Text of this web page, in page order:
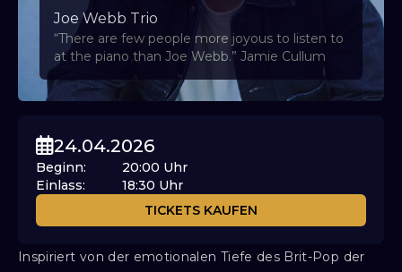
Joe Webb Trio
“There are few people more joyous to listen to
at the piano than Joe Webb.” Jamie Cullum
Inspiriert von der emotionalen Tiefe des Brit-Pop der
24.04.2026
Beginn:
Einlass:
20:00 Uhr
18:30 Uhr
TICKETS KAUFEN